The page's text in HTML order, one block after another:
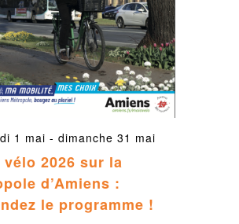
vélo 2026 sur la
d’Amiens :
le programme !
1 mai - dimanche 31 mai